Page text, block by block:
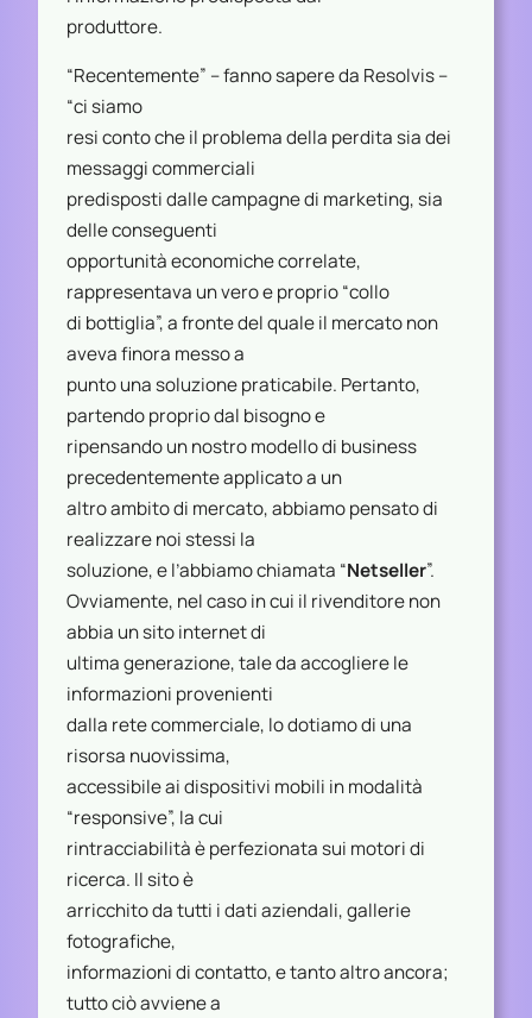
produttore.
“Recentemente” – fanno sapere da Resolvis –
“ci siamo
resi conto che il problema della perdita sia dei
messaggi commerciali
predisposti dalle campagne di marketing, sia
delle conseguenti
opportunità economiche correlate,
rappresentava un vero e proprio “collo
di bottiglia”, a fronte del quale il mercato non
aveva finora messo a
punto una soluzione praticabile. Pertanto,
partendo proprio dal bisogno e
ripensando un nostro modello di business
precedentemente applicato a un
altro ambito di mercato, abbiamo pensato di
realizzare noi stessi la
soluzione, e l’abbiamo chiamata “Netseller”.
Ovviamente, nel caso in cui il rivenditore non
abbia un sito internet di
ultima generazione, tale da accogliere le
informazioni provenienti
dalla rete commerciale, lo dotiamo di una
risorsa nuovissima,
accessibile ai dispositivi mobili in modalità
“responsive”, la cui
rintracciabilità è perfezionata sui motori di
ricerca. Il sito è
arricchito da tutti i dati aziendali, gallerie
fotografiche,
informazioni di contatto, e tanto altro ancora;
tutto ciò avviene a